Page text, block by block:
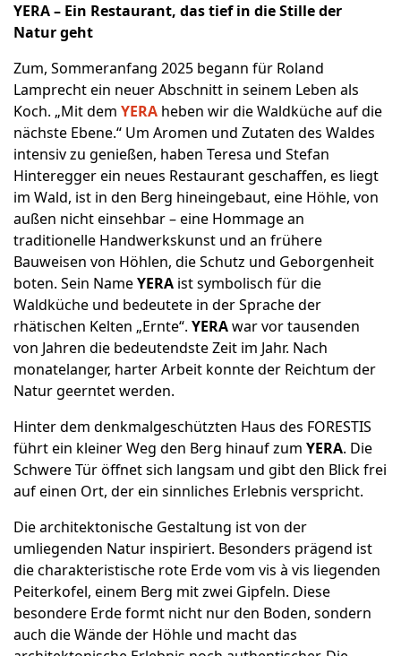
YERA – Ein Restaurant, das tief in die Stille der
Natur geht
Zum, Sommeranfang 2025 begann für Roland
Lamprecht ein neuer Abschnitt in seinem Leben als
Koch. „Mit dem YERA heben wir die Waldküche auf die
nächste Ebene.“ Um Aromen und Zutaten des Waldes
intensiv zu genießen, haben Teresa und Stefan
Hinteregger ein neues Restaurant geschaffen, es liegt
im Wald, ist in den Berg hineingebaut, eine Höhle, von
außen nicht einsehbar – eine Hommage an
traditionelle Handwerkskunst und an frühere
Bauweisen von Höhlen, die Schutz und Geborgenheit
boten. Sein NameYERA ist symbolisch für die
Waldküche und bedeutete in der Sprache der
rhätischen Kelten „Ernte“. YERAwar vor tausenden
von Jahren die bedeutendste Zeit im Jahr. Nach
monatelanger, harter Arbeit konnte der Reichtum der
Natur geerntet werden.
Hinter dem denkmalgeschützten Haus des FORESTIS
führt ein kleiner Weg den Berg hinauf zum YERA. Die
Schwere Tür öffnet sich langsam und gibt den Blick frei
auf einen Ort, der ein sinnliches Erlebnis verspricht.
Die architektonische Gestaltung ist von der
umliegenden Natur inspiriert. Besonders prägend ist
die charakteristische rote Erde vom vis à vis liegenden
Peiterkofel, einem Berg mit zwei Gipfeln. Diese
besondere Erde formt nicht nur den Boden, sondern
auch die Wände der Höhle und macht das